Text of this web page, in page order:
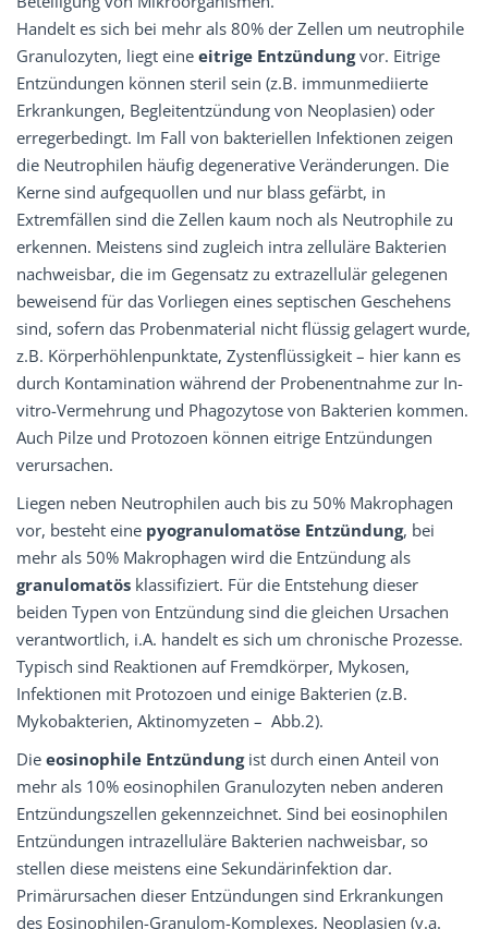
Handelt es sich bei mehr als 80% der Zellen um neutrophile
Granulozyten, liegt eine eitrige Entzündungvor. Eitrige
Entzündungen können steril sein (z.B. immun­mediierte
Erkrankungen, Begleitentzündung von Neoplasien) oder
erregerbedingt. Im Fall von bakteriellen Infektionen zeigen
die Neutrophilen häufig degenerative Veränderungen. Die
Kerne sind aufgequollen und nur blass gefärbt, in
Extremfällen sind die Zellen kaum noch als Neutrophile zu
erkennen. Meistens sind zugleich intra zelluläre Bakterien
nachweisbar, die im Gegensatz zu extrazellulär gelegenen
beweisend für das Vorliegen eines septischen Geschehens
sind, sofern das Probenmaterial nicht flüssig gelagert wurde,
z.B. Körperhöhlenpunktate, Zystenflüssigkeit – hier kann es
durch Kontamination während der Probenent­nahme zur In­-
vitro­-Vermehrung und Phagozytose von Bakterien kommen.
Auch Pilze und Protozoen können eitrige Entzündungen
verursachen.
Liegen neben Neutrophilen auch bis zu 50% Makrophagen
vor, besteht eine pyogranulomatöse Entzündung, bei
mehr als 50% Makrophagen wird die Entzündung als
granulomatös klassifiziert. Für die Entstehung dieser
beiden Typen von Entzündung sind die gleichen Ursachen
verantwortlich, i.A. handelt es sich um chronische Prozesse.
Typisch sind Reaktionen auf Fremdkörper, Mykosen,
Infektionen mit Protozoen und einige Bakterien (z.B.
Mykobakterien, Aktinomyzeten – ­ Abb.2).
Die eosinophile Entzündungist durch einen Anteil von
mehr als 10% eosinophilen Granulozyten neben anderen
Entzündungszellen gekennzeichnet. Sind bei eosinophilen
Entzündungen intrazelluläre Bakterien nachweisbar, so
stellen diese meistens eine Sekundärinfektion dar.
Primärursachen dieser Entzündungen sind Erkrankungen
des Eosinophilen-­Granulom­-Komplexes, Neoplasien (v.a.